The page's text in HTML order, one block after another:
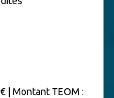
| Montant TEOM :